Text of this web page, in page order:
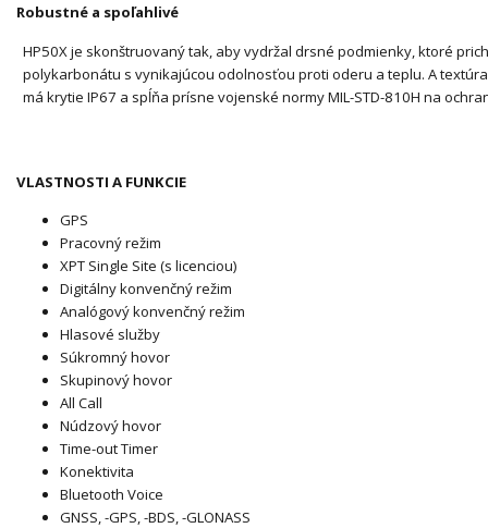
Robustné a spoľahlivé
HP50X je skonštruovaný tak, aby vydržal drsné podmienky, ktoré
polykarbonátu s vynikajúcou odolnosťou proti oderu a teplu. A
má krytie IP67 a spĺňa prísne vojenské normy MIL-STD-810H na
VLASTNOSTI A FUNKCIE
GPS
Pracovný režim
XPT Single Site (s licenciou)
Digitálny konvenčný režim
Analógový konvenčný režim
Hlasové služby
Súkromný hovor
Skupinový hovor
All Call
Núdzový hovor
Time-out Timer
Konektivita
Bluetooth Voice
GNSS, -GPS, -BDS, -GLONASS